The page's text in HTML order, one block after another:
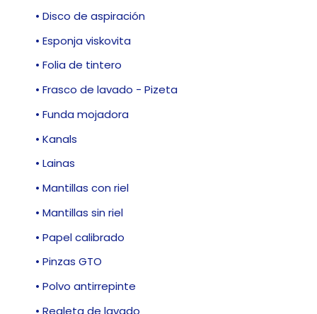
• Disco de aspiración
• Esponja viskovita
• Folia de tintero
• Frasco de lavado - Pizeta
• Funda mojadora
• Kanals
• Lainas
• Mantillas con riel
• Mantillas sin riel
• Papel calibrado
• Pinzas GTO
• Polvo antirrepinte
• Regleta de lavado